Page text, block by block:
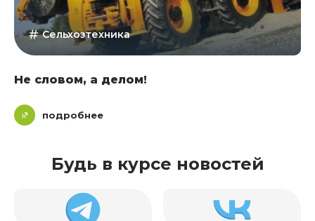
Сельхозтехника
Не словом, а делом!
подробнее
Будь в курсе новостей